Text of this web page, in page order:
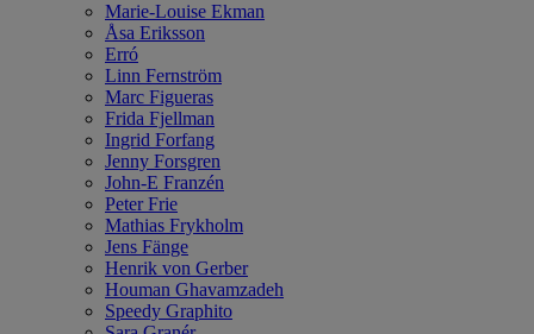
Marie-Louise Ekman
Åsa Eriksson
Erró
Linn Fernström
Marc Figueras
Frida Fjellman
Ingrid Forfang
Jenny Forsgren
John-E Franzén
Peter Frie
Mathias Frykholm
Jens Fänge
Henrik von Gerber
Houman Ghavamzadeh
Speedy Graphito